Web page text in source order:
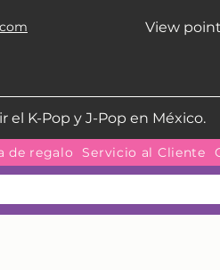
View
el K-Pop y J-Pop en México.
de regalo Servicio al Cliente